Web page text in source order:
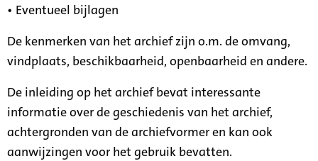
• Eventueel bijlagen
De kenmerken van het archief zijn o.m. de omvang,
vindplaats, beschikbaarheid, openbaarheid en andere.
De inleiding op het archief bevat interessante
informatie over de geschiedenis van het archief,
achtergronden van de archiefvormer en kan ook
aanwijzingen voor het gebruik bevatten.